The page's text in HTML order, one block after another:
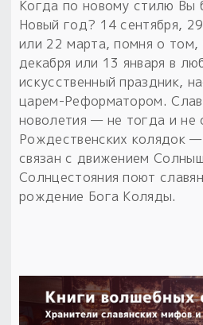
Когда по новому стилю Вы
Новый год? 14 сентября,
или 22 марта, помня о том,
декабря или 13 января в
искусственный праздник,
царем-Реформатором.
новолетия — не тогда и не
Рождественских колядок
связан с движением
Солнцестояния поют
рождение Бога Коляды.